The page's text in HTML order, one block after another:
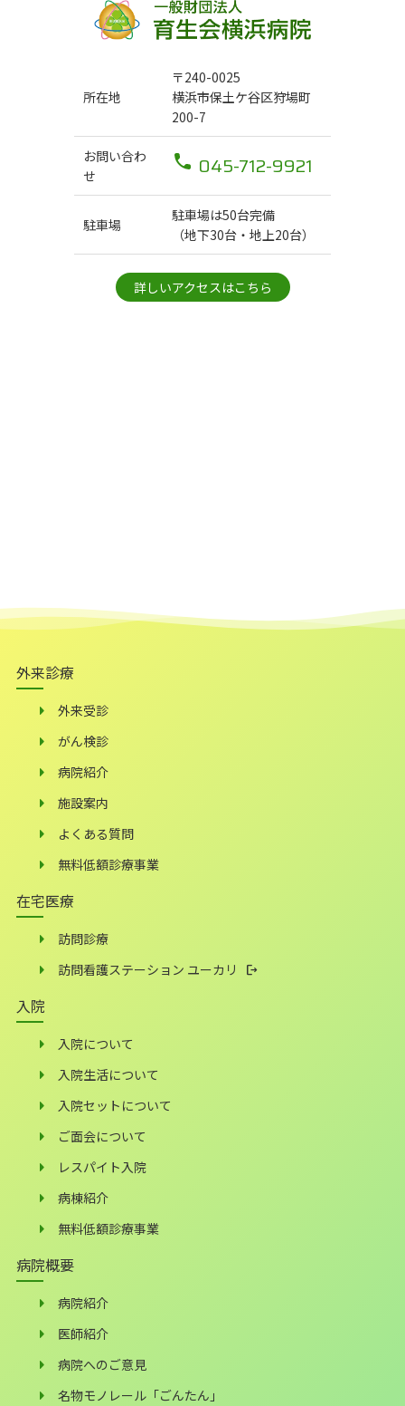
所在地
〒240-0025
横浜市保土ケ谷区狩場町
200-7
お問い合わ
せ
045-712-9921
駐車場
駐車場は50台完備
（地下30台・地上20台）
詳しいアクセスはこちら
外来診療
外来受診
がん検診
病院紹介
施設案内
よくある質問
無料低額診療事業
在宅医療
訪問診療
訪問看護ステーション ユーカリ
入院
入院について
入院生活について
入院セットについて
ご面会について
レスパイト入院
病棟紹介
無料低額診療事業
病院概要
病院紹介
医師紹介
病院へのご意見
名物モノレール「ごんたん」